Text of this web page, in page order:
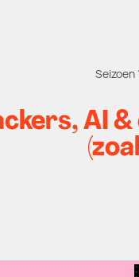
Seizoen
AI &